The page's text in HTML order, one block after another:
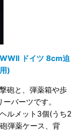
ドイツ 8cm迫
)
砲と、弾薬箱や歩
パーツです。
ルメット3個(うち2
弾薬ケース、背